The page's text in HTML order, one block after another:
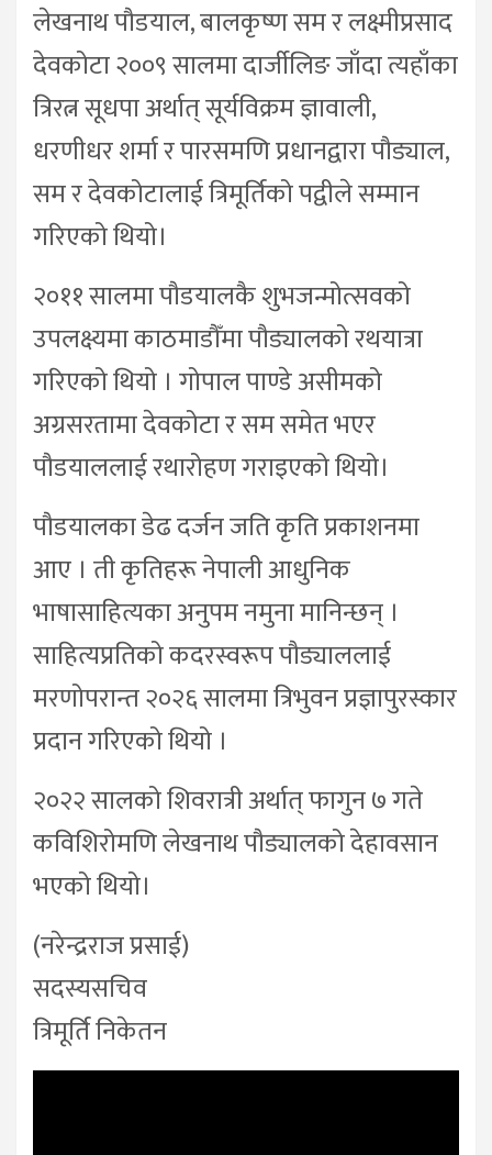
लेखनाथ पौडयाल, बालकृष्ण सम र लक्ष्मीप्रसाद
देवकोटा २००९ सालमा दार्जीलिङ जाँदा त्यहाँका
त्रिरत्न सूधपा अर्थात् सूर्यविक्रम ज्ञावाली,
धरणीधर शर्मा र पारसमणि प्रधानद्वारा पौड्याल,
सम र देवकोटालाई त्रिमूर्तिको पद्वीले सम्मान
गरिएको थियो।
२०११ सालमा पौडयालकै शुभजन्मोत्सवको
उपलक्ष्यमा काठमाडौँमा पौड्यालको रथयात्रा
गरिएको थियो । गोपाल पाण्डे असीमको
अग्रसरतामा देवकोटा र सम समेत भएर
पौडयाललाई रथारोहण गराइएको थियो।
पौडयालका डेढ दर्जन जति कृति प्रकाशनमा
आए । ती कृतिहरू नेपाली आधुनिक
भाषासाहित्यका अनुपम नमुना मानिन्छन् ।
साहित्यप्रतिको कदरस्वरूप पौड्याललाई
मरणोपरान्त २०२६ सालमा त्रिभुवन प्रज्ञापुरस्कार
प्रदान गरिएको थियो ।
२०२२ सालको शिवरात्री अर्थात् फागुन ७ गते
कविशिरोमणि लेखनाथ पौड्यालको देहावसान
भएको थियो।
(नरेन्द्रराज प्रसाई)
सदस्यसचिव
त्रिमूर्ति निकेतन